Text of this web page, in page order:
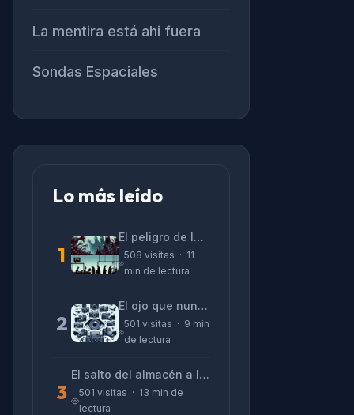
La mentira está ahi fuera
Sondas Espaciales
Lo más leído
1
El peligro de las «alucinaciones» y el CV prefabricado
508 visitas · 11
min de lectura
2
El ojo que nunca parpadea: lo que nos cuentan las cámaras de Lizeth Marzano
501 visitas · 9 min
de lectura
3
El salto del almacén a la terminal: La realidad de reinventarse en tecnología
501 visitas · 13 min de
lectura